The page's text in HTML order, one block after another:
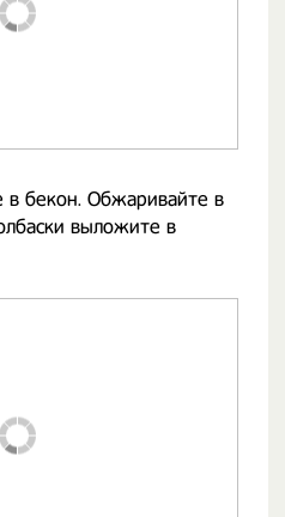
в бекон. Обжаривайте в
выложите в